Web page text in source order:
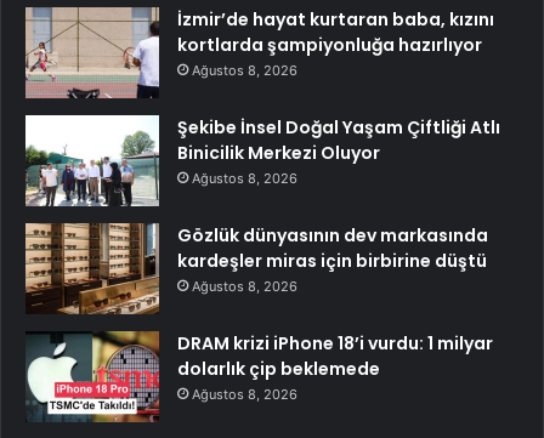
İzmir’de hayat kurtaran baba, kızını
kortlarda şampiyonluğa hazırlıyor
Ağustos 8, 2026
Şekibe İnsel Doğal Yaşam Çiftliği Atlı
Binicilik Merkezi Oluyor
Ağustos 8, 2026
Gözlük dünyasının dev markasında
kardeşler miras için birbirine düştü
Ağustos 8, 2026
DRAM krizi iPhone 18’i vurdu: 1 milyar
dolarlık çip beklemede
Ağustos 8, 2026